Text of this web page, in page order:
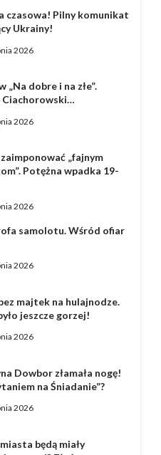
czasowa! Pilny komunikat
Ukrainy!
2026
„Na dobre i na złe”.
Ciachorowski…
2026
zaimponować „fajnym
Potężna wpadka 19-
2026
samolotu. Wśród ofiar
2026
majtek na hulajnodze.
jeszcze gorzej!
2026
Dowbor złamała nogę!
na Śniadanie”?
2026
będą miały